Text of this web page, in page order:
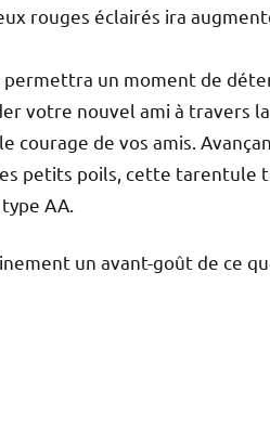
rouges éclairés ira
permettra un moment de
votre nouvel ami à travers la
de vos amis.
petits poils, cette tarentule
AA.
un avant-goût de ce